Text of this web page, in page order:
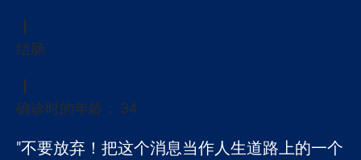
结肠
确诊时的年龄： 34
"不要放弃！把这个消息当作人生道路上的一个